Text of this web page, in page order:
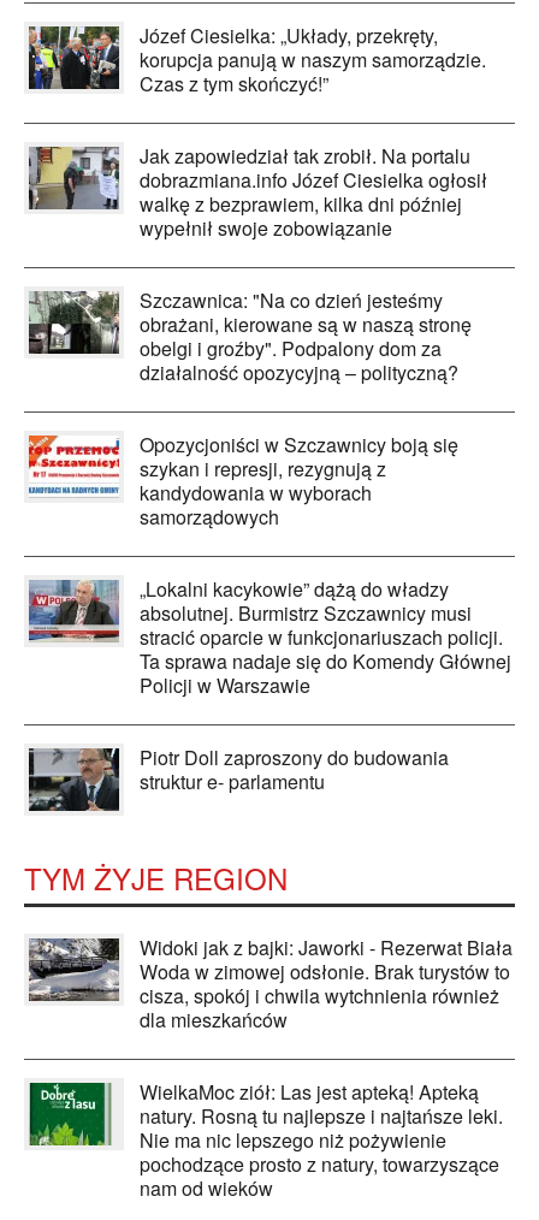
Józef Ciesielka: „Układy, przekręty,
korupcja panują w naszym samorządzie.
Czas z tym skończyć!”
Jak zapowiedział tak zrobił. Na portalu
dobrazmiana.info Józef Ciesielka ogłosił
walkę z bezprawiem, kilka dni później
wypełnił swoje zobowiązanie
Szczawnica: "Na co dzień jesteśmy
obrażani, kierowane są w naszą stronę
obelgi i groźby". Podpalony dom za
działalność opozycyjną – polityczną?
Opozycjoniści w Szczawnicy boją się
szykan i represji, rezygnują z
kandydowania w wyborach
samorządowych
„Lokalni kacykowie” dążą do władzy
absolutnej. Burmistrz Szczawnicy musi
stracić oparcie w funkcjonariuszach policji.
Ta sprawa nadaje się do Komendy Głównej
Policji w Warszawie
Piotr Doll zaproszony do budowania
struktur e- parlamentu
TYM ŻYJE REGION
Widoki jak z bajki: Jaworki - Rezerwat Biała
Woda w zimowej odsłonie. Brak turystów to
cisza, spokój i chwila wytchnienia również
dla mieszkańców
WielkaMoc ziół: Las jest apteką! Apteką
natury. Rosną tu najlepsze i najtańsze leki.
Nie ma nic lepszego niż pożywienie
pochodzące prosto z natury, towarzyszące
nam od wieków